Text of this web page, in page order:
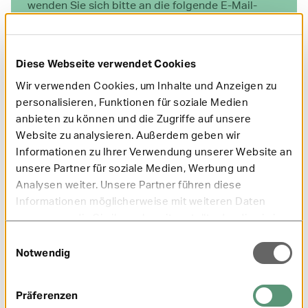
Diese Webseite verwendet Cookies
Wir verwenden Cookies, um Inhalte und Anzeigen zu
personalisieren, Funktionen für soziale Medien
anbieten zu können und die Zugriffe auf unsere
Website zu analysieren. Außerdem geben wir
Informationen zu Ihrer Verwendung unserer Website an
unsere Partner für soziale Medien, Werbung und
Analysen weiter. Unsere Partner führen diese
Informationen möglicherweise mit weiteren Daten
zusammen, die Sie ihnen bereitgestellt oder die sie im
Notwendig
Präferenzen
wenden Sie sich bitte an die folgende E-Mail-
Adressemove-it@mobil-krankenkasse.de.
Über den Innovationsfonds
Das GKV-Versorgungsstärkungsgesetz (GKV-VSG) zielt
Dementsprechend wurde von der Bundesregierung zum
Gesundheitsversorgung in der Gesetzlichen